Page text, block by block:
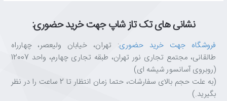
نشانی های تک تاز شاپ جهت خرید حضوری:
فروشگاه جهت خرید حضوری: تهران، خیابان ولیعصر، چهارراه
طالقانی، مجتمع تجاری نور تهران، طبقه تجاری چهارم، واحد 12007
(روبروی آسانسور شیشه ای)
(به علت حجم بالای سفارشات، حتما زمان انتظار تا 2 ساعت را در نظر
بگیرید.)